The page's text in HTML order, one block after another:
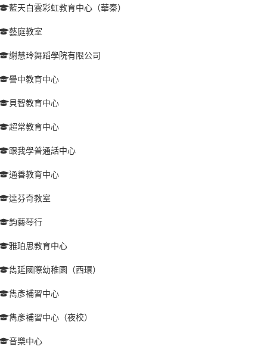
藍天白雲彩虹教育中心（華秦）
藝庭教室
謝慧玲舞蹈學院有限公司
譽中教育中心
貝智教育中心
超常教育中心
跟我學普通話中心
通善教育中心
達芬奇教室
鈞藝琴行
雅珀思教育中心
雋延國際幼稚園（西環）
雋彥補習中心
雋彥補習中心（夜校）
音樂中心